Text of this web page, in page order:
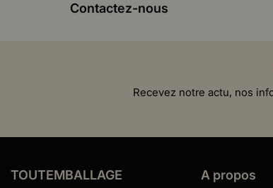
Contactez-nous
Recevez notre actu, nos
TOUTEMBALLAGE A propos